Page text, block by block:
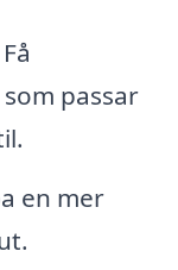
passar
en mer